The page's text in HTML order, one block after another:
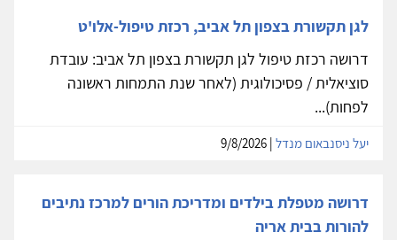
לגן תקשורת בצפון תל אביב, רכזת טיפול-אלו'ט
דרושה רכזת טיפול לגן תקשורת בצפון תל אביב: עובדת
סוציאלית / פסיכולוגית (לאחר שנת התמחות ראשונה
לפחות)...
יעל ניסנבאום מנדל
דרושה מטפלת בילדים ומדריכת הורים למרכז נתיבים
להורות בבית אריה